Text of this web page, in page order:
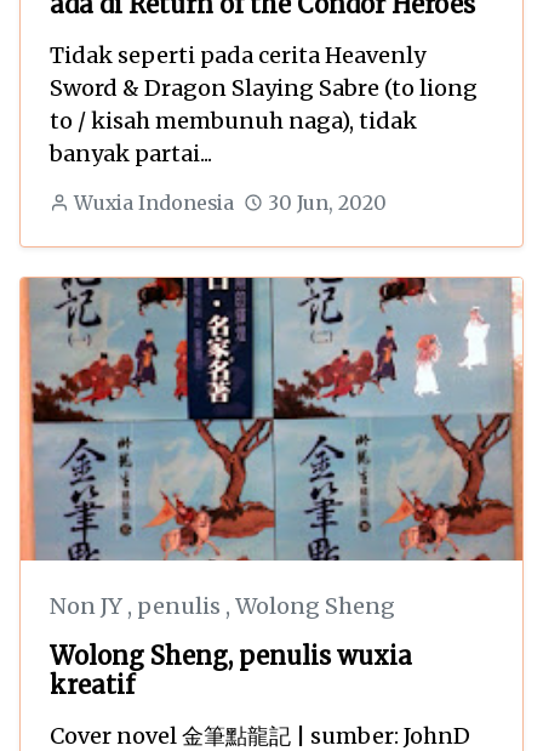
Tidak seperti pada cerita Heavenly
Sword & Dragon Slaying Sabre (to liong
to / kisah membunuh naga), tidak
banyak partai...
Wuxia Indonesia 30 Jun, 2020
Non JY , penulis , Wolong Sheng
Wolong Sheng, penulis wuxia
kreatif
Cover novel 金筆點龍記 | sumber: JohnD